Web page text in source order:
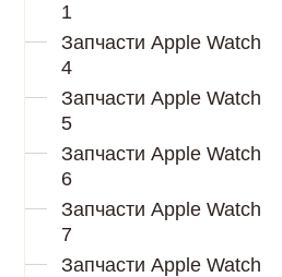
1
Запчасти Apple Watch
4
Запчасти Apple Watch
5
Запчасти Apple Watch
6
Запчасти Apple Watch
7
Запчасти Apple Watch